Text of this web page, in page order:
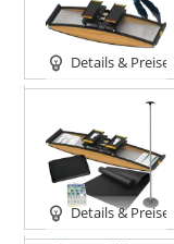
Details & Preise
Details & Preise